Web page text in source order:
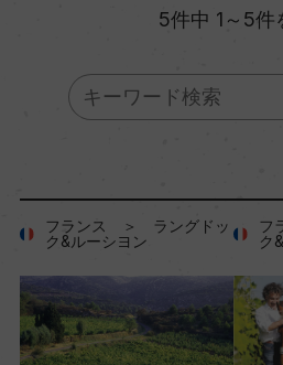
5件中 1～5件
フランス ＞ ラングドッ
ク&ルーシヨン
フ
ク